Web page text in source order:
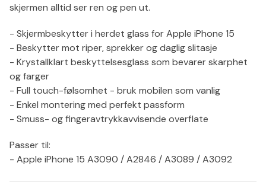
skjermen alltid ser ren og pen ut.
- Skjermbeskytter i herdet glass for Apple iPhone 15
- Beskytter mot riper, sprekker og daglig slitasje
- Krystallklart beskyttelsesglass som bevarer skarphet
og farger
- Full touch-følsomhet - bruk mobilen som vanlig
- Enkel montering med perfekt passform
- Smuss- og fingeravtrykkavvisende overflate
Passer til:
- Apple iPhone 15 A3090 / A2846 / A3089 / A3092